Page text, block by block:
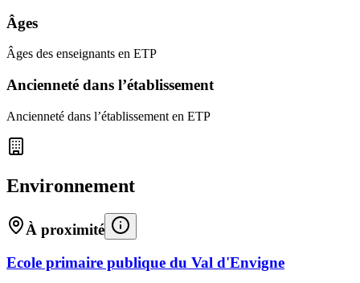
Âges
Âges des enseignants en ETP
Ancienneté dans l’établissement
Ancienneté dans l’établissement en ETP
Environnement
À proximité
Ecole primaire publique du Val d'Envigne